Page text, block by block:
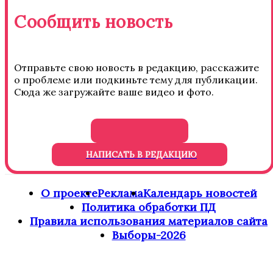
Сообщить новость
Отправьте свою новость в редакцию, расскажите
о проблеме или подкиньте тему для публикации.
Сюда же загружайте ваше видео и фото.
НАПИСАТЬ В РЕДАКЦИЮ
О проектеРекламаКалендарь новостей
Политика обработки ПД
Правила использования материалов сайта
Выборы-2026